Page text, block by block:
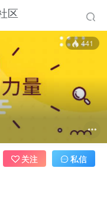
441
关注 私信